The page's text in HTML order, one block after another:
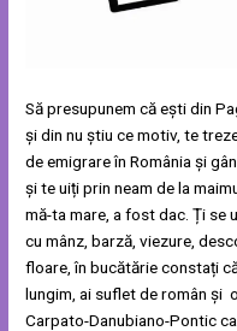
Să presupunem că ești din
și din nu știu ce motiv, te
de emigrare în România și
și te uiți prin neam de la
mă-ta mare, a fost dac. Ți se
cu mânz, barză, viezure,
floare, în bucătărie constați
lungim, ai suflet de român și
Carpato-Danubiano-Pontic